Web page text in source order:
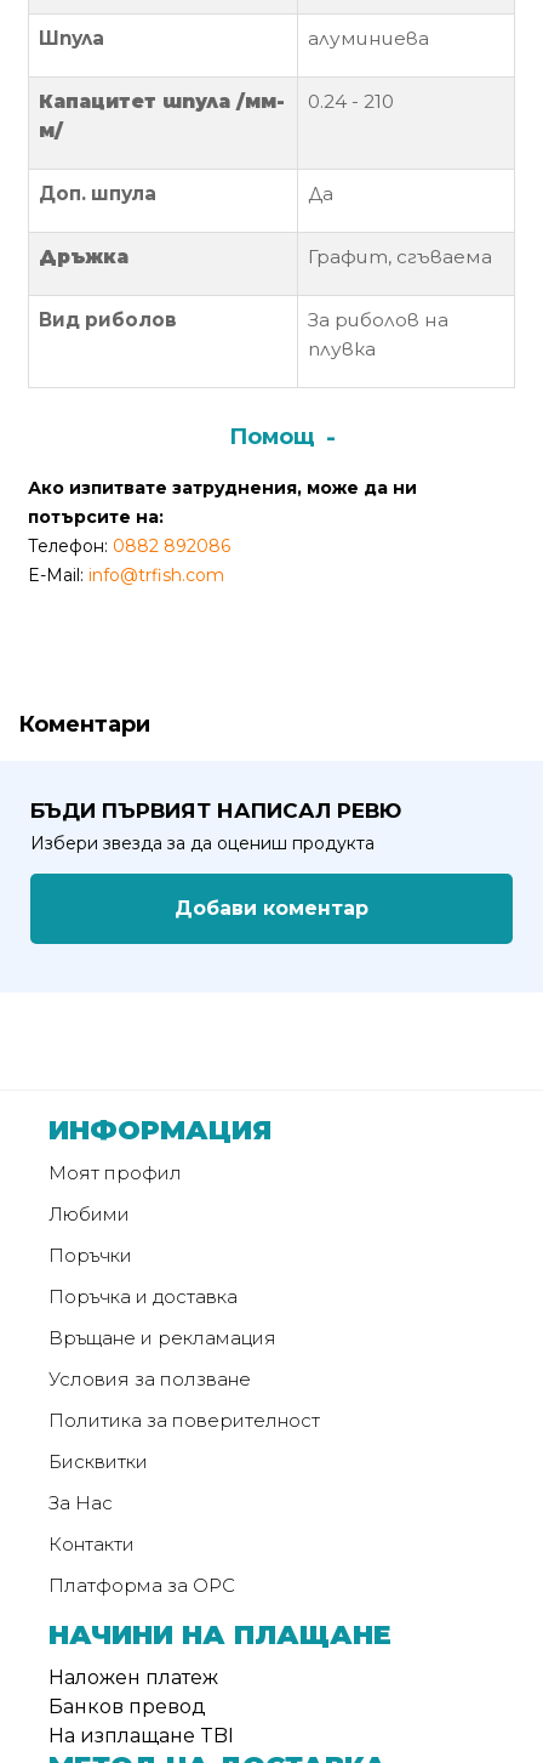
ползване
за
поверителност
за
използване
на
“бисквитки”
(Cookie)
Всички
права
запазени.
Интернет
Weberest
Шпула алуминиева
Капацитет шпула /мм-
м/
0.24 - 210
Доп. шпула Да
Дръжка Графит, сгъваема
Вид риболов
За риболов на
плувка
Помощ
Ако изпитвате затруднения, може да ни
потърсите на:
Телефон: 0882 892086
E-Mail: info@trfish.com
Коментари
БЪДИ ПЪРВИЯТ НАПИСАЛ РЕВЮ
Избери звезда за да оцениш продукта
Добави коментар
ИНФОРМАЦИЯ
Моят профил
Любими
Поръчки
Поръчка и доставка
Връщане и рекламация
Условия за ползване
Политика за поверителност
Бисквитки
За Нас
Контакти
Платформа за ОРС
НАЧИНИ НА ПЛАЩАНЕ
Наложен платеж
Банков превод
На изплащане TBI